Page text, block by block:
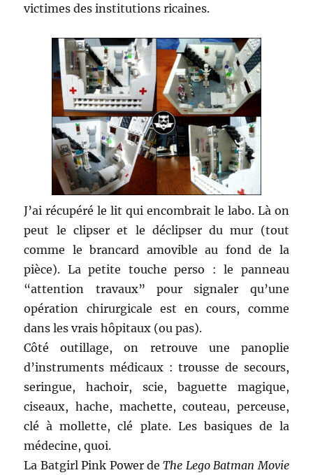
victimes des institutions ricaines.
J’ai récupéré le lit qui encombrait le labo. Là on
peut le clipser et le déclipser du mur (tout
comme le brancard amovible au fond de la
pièce). La petite touche perso : le panneau
“attention travaux” pour signaler qu’une
opération chirurgicale est en cours, comme
dans les vrais hôpitaux (ou pas).
Côté outillage, on retrouve une panoplie
d’instruments médicaux : trousse de secours,
seringue, hachoir, scie, baguette magique,
ciseaux, hache, machette, couteau, perceuse,
clé à mollette, clé plate. Les basiques de la
médecine, quoi.
La Batgirl Pink Power deThe Lego Batman Movie